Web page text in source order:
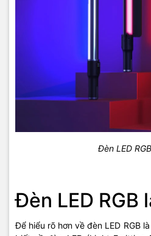
Đèn LED
Đèn LED RGB
Để hiểu rõ hơn vềđèn LED RGB